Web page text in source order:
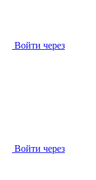
Войти через
Войти через